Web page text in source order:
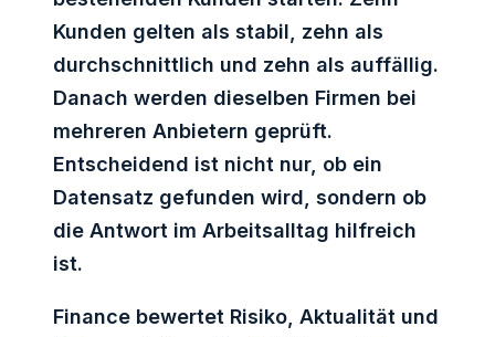
Kunden gelten als stabil, zehn als
durchschnittlich und zehn als auffällig.
Danach werden dieselben Firmen bei
mehreren Anbietern geprüft.
Entscheidend ist nicht nur, ob ein
Datensatz gefunden wird, sondern ob
die Antwort im Arbeitsalltag hilfreich
ist.
Finance bewertet Risiko, Aktualität und